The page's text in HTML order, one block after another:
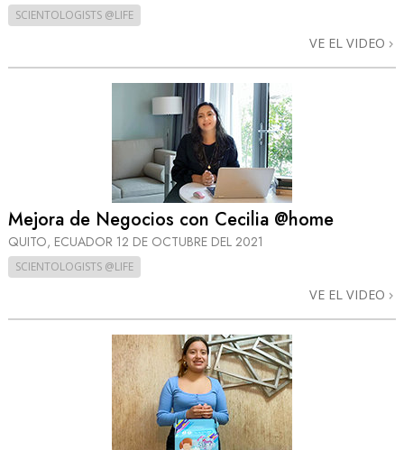
SCIENTOLOGISTS @LIFE
VE EL VIDEO
Mejora de Negocios con Cecilia @home
QUITO, ECUADOR 12 DE OCTUBRE DEL 2021
SCIENTOLOGISTS @LIFE
VE EL VIDEO